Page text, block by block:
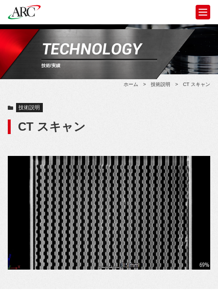
TECHNOLOGY
技術/実績
ホーム > 技術説明 > CT スキャン
技術説明
CT スキャン